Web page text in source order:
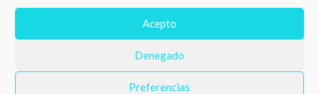
Acepto
Denegado
Preferencias
Número de teléfono
Email